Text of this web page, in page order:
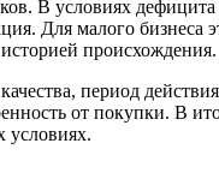
В условиях
Для малого
происхождения.
период
от покупки. В
условиях.